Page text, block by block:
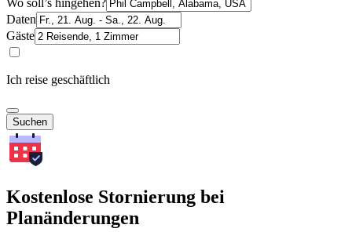
Daten
Gäste
Ich reise geschäftlich
Suchen
Kostenlose Stornierung bei
Planänderungen